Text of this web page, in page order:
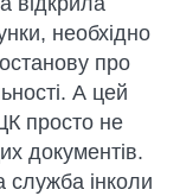
необхідно
про
А цей
просто не
документів.
служба інколи